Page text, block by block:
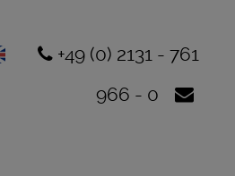
+49 (0) 2131 - 761
966 - 0